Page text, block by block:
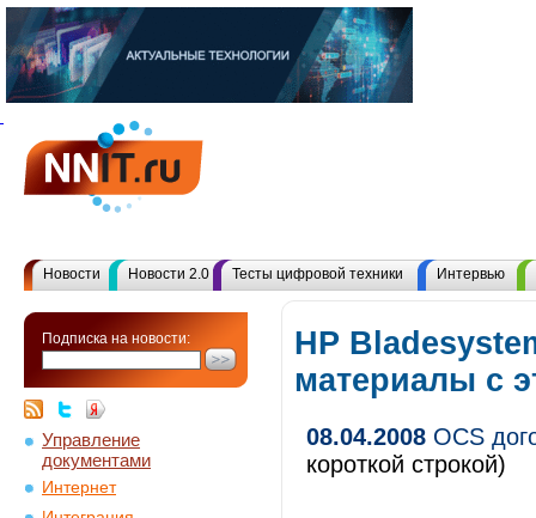
Новости Новости 2.0 Тесты цифровой техники Интервью
Подписка на новости:
Управление
документами
Интернет
HP
материалы с
08.04.2008 OCS
короткой строкой)